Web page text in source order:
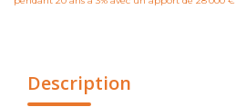
Description